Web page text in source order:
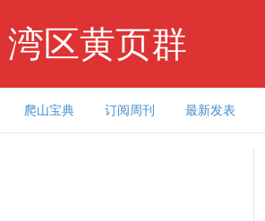
湾区黄页群
爬山宝典 订阅周刊 最新发表